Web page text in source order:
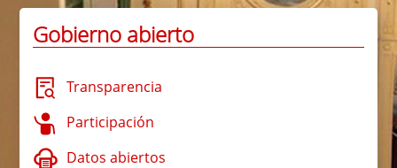
Gobierno abierto
Transparencia
Participación
Datos abiertos